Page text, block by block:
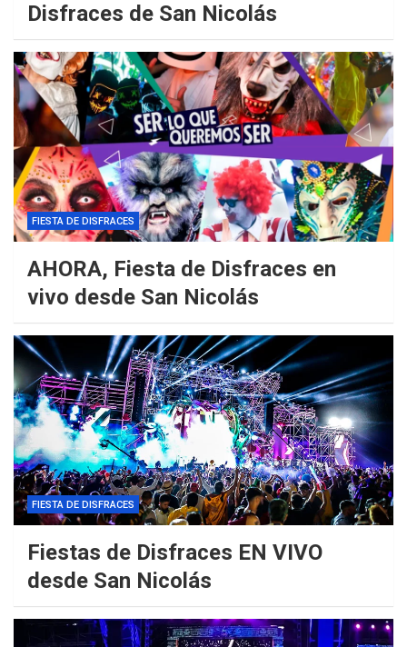
Disfraces de San Nicolás
FIESTA DE DISFRACES
AHORA, Fiesta de Disfraces en
vivo desde San Nicolás
FIESTA DE DISFRACES
Fiestas de Disfraces EN VIVO
desde San Nicolás